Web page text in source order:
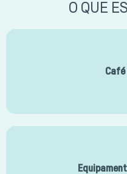
O QUE
Café